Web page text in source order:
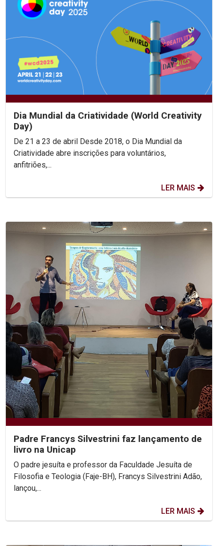
Dia Mundial da Criatividade (World Creativity
Day)
De 21 a 23 de abril Desde 2018, o Dia Mundial da
Criatividade abre inscrições para voluntários,
anfitriões,...
LER MAIS
Padre Francys Silvestrini faz lançamento de
livro na Unicap
O padre jesuíta e professor da Faculdade Jesuíta de
Filosofia e Teologia (Faje-BH), Francys Silvestrini Adão,
lançou,...
LER MAIS